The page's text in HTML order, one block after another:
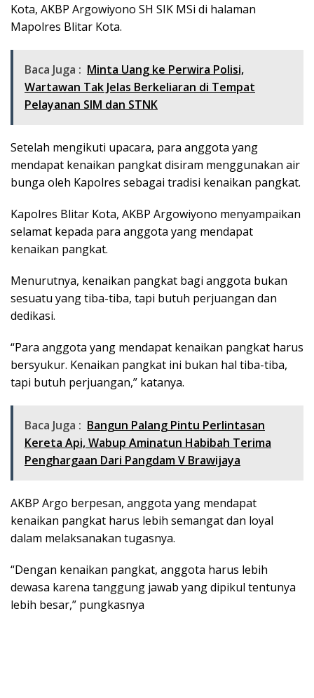
Kota, AKBP Argowiyono SH SIK MSi di halaman
Mapolres Blitar Kota.
Baca Juga : Minta Uang ke Perwira Polisi,
Wartawan Tak Jelas Berkeliaran di Tempat
Pelayanan SIM dan STNK
Setelah mengikuti upacara, para anggota yang
mendapat kenaikan pangkat disiram menggunakan air
bunga oleh Kapolres sebagai tradisi kenaikan pangkat.
Kapolres Blitar Kota, AKBP Argowiyono menyampaikan
selamat kepada para anggota yang mendapat
kenaikan pangkat.
Menurutnya, kenaikan pangkat bagi anggota bukan
sesuatu yang tiba-tiba, tapi butuh perjuangan dan
dedikasi.
“Para anggota yang mendapat kenaikan pangkat harus
bersyukur. Kenaikan pangkat ini bukan hal tiba-tiba,
tapi butuh perjuangan,” katanya.
Baca Juga : Bangun Palang Pintu Perlintasan
Kereta Api, Wabup Aminatun Habibah Terima
Penghargaan Dari Pangdam V Brawijaya
AKBP Argo berpesan, anggota yang mendapat
kenaikan pangkat harus lebih semangat dan loyal
dalam melaksanakan tugasnya.
“Dengan kenaikan pangkat, anggota harus lebih
dewasa karena tanggung jawab yang dipikul tentunya
lebih besar,” pungkasnya